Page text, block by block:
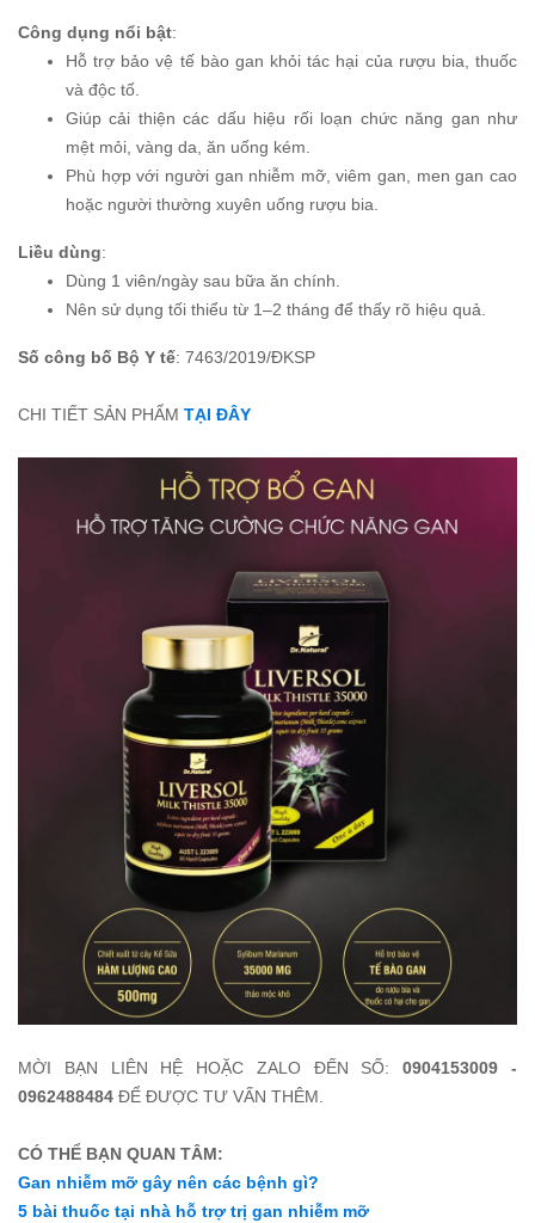
Công dụng nổi bật:
Hỗ trợ bảo vệ tế bào gan khỏi tác hại của rượu bia, thuốc
và độc tố.
Giúp cải thiện các dấu hiệu rối loạn chức năng gan như
mệt mỏi, vàng da, ăn uống kém.
Phù hợp với người gan nhiễm mỡ, viêm gan, men gan cao
hoặc người thường xuyên uống rượu bia.
Liều dùng:
Dùng 1 viên/ngày sau bữa ăn chính.
Nên sử dụng tối thiểu từ 1–2 tháng để thấy rõ hiệu quả.
Số công bố Bộ Y tế: 7463/2019/ĐKSP
CHI TIẾT SẢN PHẨM TẠI ĐÂY
MỜI BẠN LIÊN HỆ HOẶC ZALO ĐẾN SỐ:0904153009 -
0962488484 ĐỂ ĐƯỢC TƯ VẤN THÊM.
CÓ THỂ BẠN QUAN TÂM:
Gan nhiễm mỡ gây nên các bệnh gì?
5 bài thuốc tại nhà hỗ trợ trị gan nhiễm mỡ